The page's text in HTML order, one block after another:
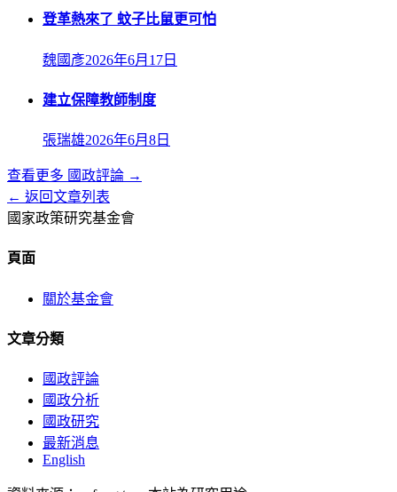
登革熱來了 蚊子比鼠更可怕
魏國彥2026年6月17日
建立保障教師制度
張瑞雄2026年6月8日
查看更多 國政評論 →
← 返回文章列表
國家政策研究基金會
頁面
關於基金會
文章分類
國政評論
國政分析
國政研究
最新消息
English